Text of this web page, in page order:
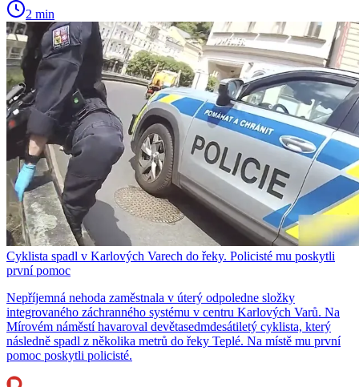
2 min
Cyklista spadl v Karlových Varech do řeky. Policisté mu poskytli
první pomoc
Nepříjemná nehoda zaměstnala v úterý odpoledne složky
integrovaného záchranného systému v centru Karlových Varů. Na
Mírovém náměstí havaroval devětasedmdesátiletý cyklista, který
následně spadl z několika metrů do řeky Teplé. Na místě mu první
pomoc poskytli policisté.